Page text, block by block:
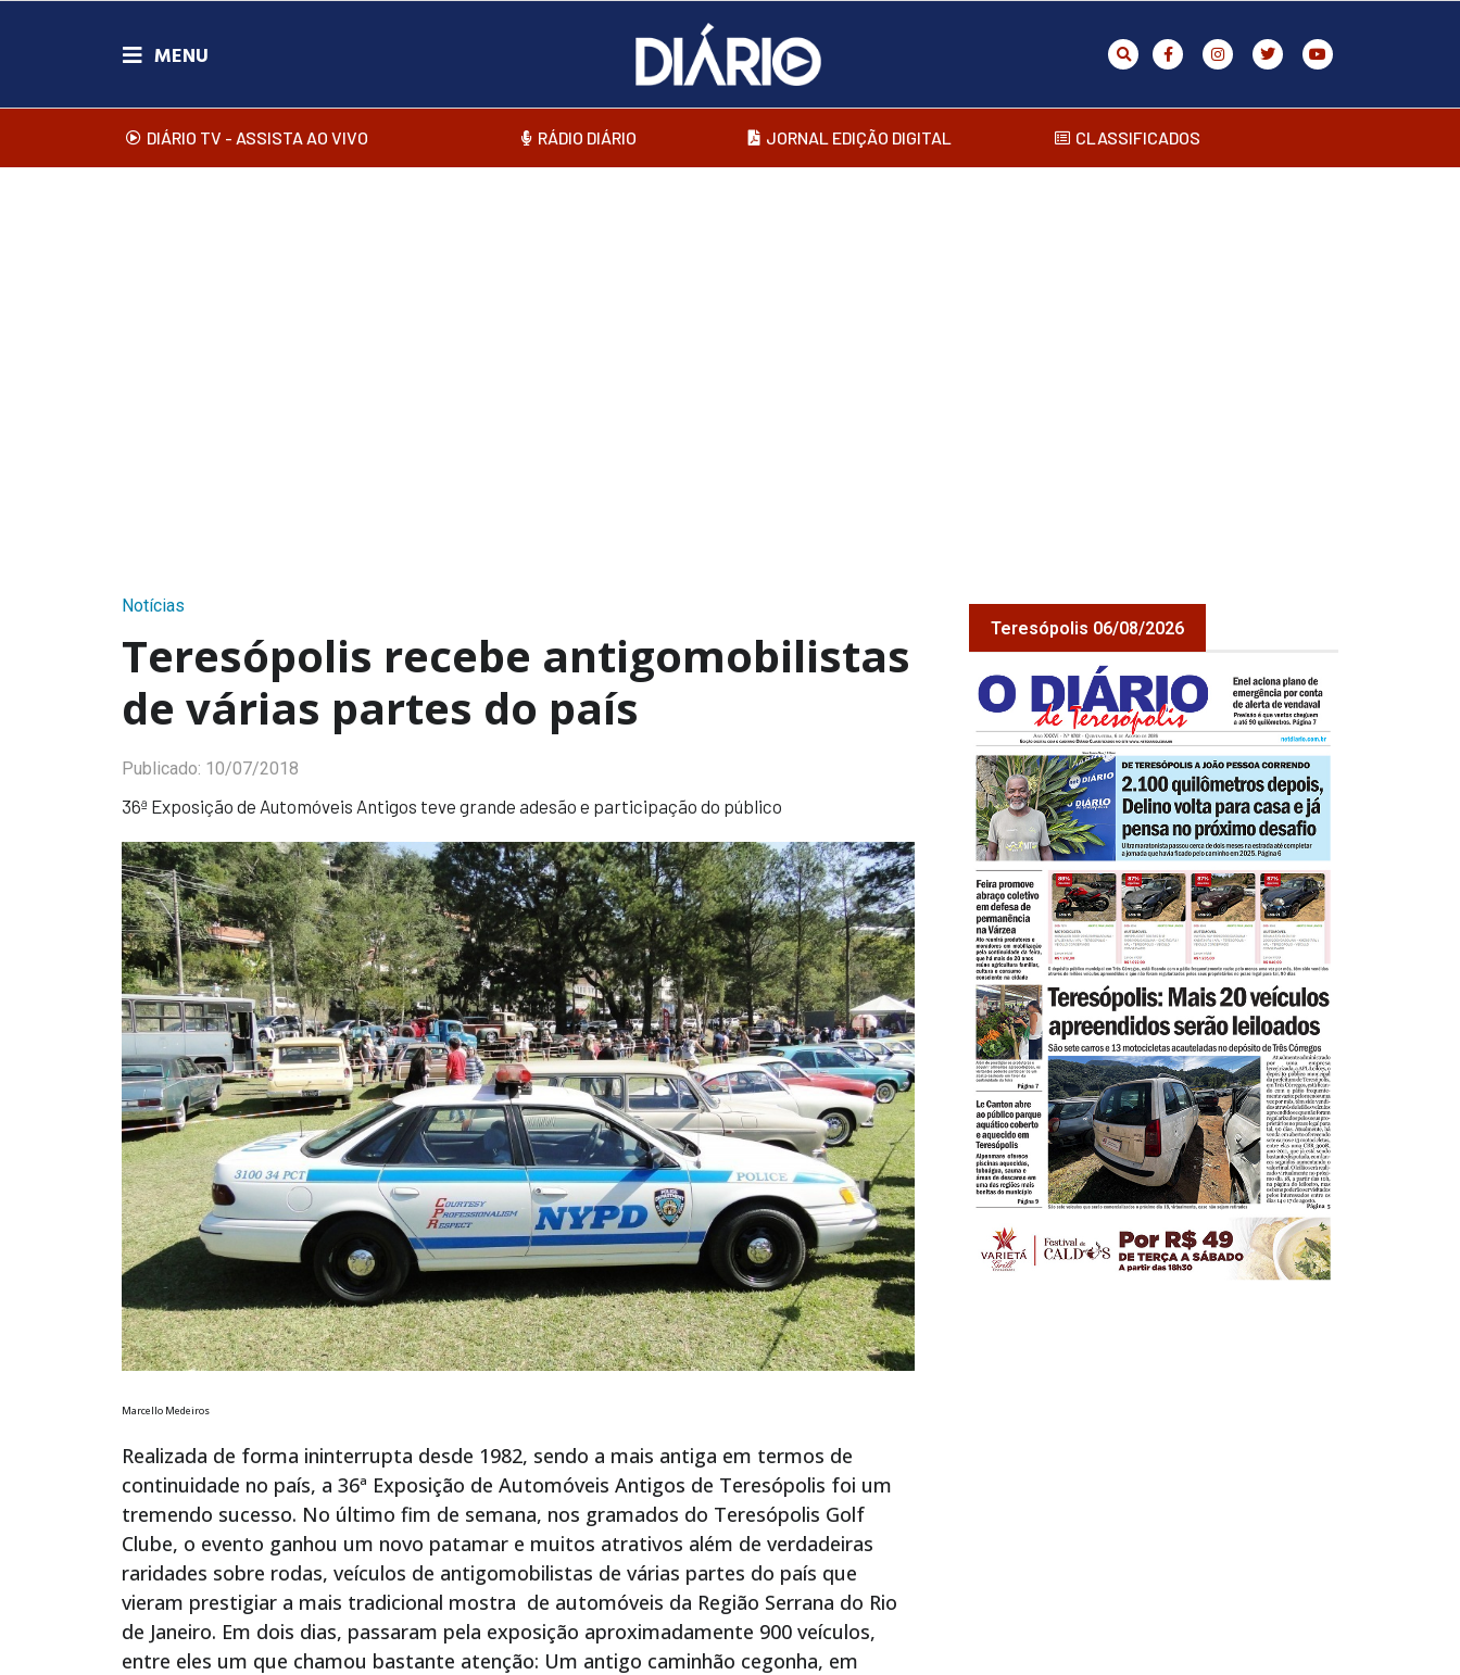
DIÁRIO TV - ASSISTA AO VIVO RÁDIO DIÁRIO JORNAL EDIÇÃO DIGITAL CLASSIFICADOS
Notícias
Teresópolis recebe antigomobilistas
de várias partes do país
Publicado: 10/07/2018
36ª Exposição de Automóveis Antigos teve grande adesão e participação do público
Marcello Medeiros
Realizada de forma ininterrupta desde 1982, sendo a mais antiga em termos de
continuidade no país, a 36ª Exposição de Automóveis Antigos de Teresópolis foi um
tremendo sucesso. No último fim de semana, nos gramados do Teresópolis Golf
Clube, o evento ganhou um novo patamar e muitos atrativos além de verdadeiras
raridades sobre rodas, veículos de antigomobilistas de várias partes do país que
vieram prestigiar a mais tradicional mostra de automóveis da Região Serrana do Rio
de Janeiro. Em dois dias, passaram pela exposição aproximadamente 900 veículos,
entre eles um que chamou bastante atenção: Um antigo caminhão cegonha, em
Teresópolis 06/08/2026